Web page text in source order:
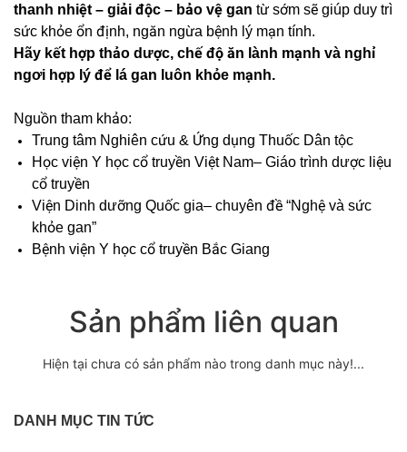
thanh nhiệt – giải độc – bảo vệ gan từ sớm sẽ giúp duy trì
sức khỏe ổn định, ngăn ngừa bệnh lý mạn tính.
Hãy kết hợp thảo dược, chế độ ăn lành mạnh và nghỉ
ngơi hợp lý để lá gan luôn khỏe mạnh.
Nguồn tham khảo:
Trung tâm Nghiên cứu & Ứng dụng Thuốc Dân tộc
Học viện Y học cổ truyền Việt Nam– Giáo trình dược liệu
cổ truyền
Viện Dinh dưỡng Quốc gia– chuyên đề “Nghệ và sức
khỏe gan”
Bệnh viện Y học cổ truyền Bắc Giang
Sản phẩm liên quan
Hiện tại chưa có sản phẩm nào trong danh mục này!...
DANH MỤC TIN TỨC